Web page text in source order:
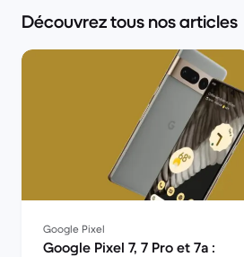
Découvrez tous nos articles
Google Pixel
Google Pixel 7, 7 Pro et 7a :